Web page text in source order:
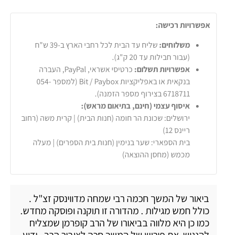
אפשרויות רכישה:
משלוחים:
שליח עד הבית לכל רחבי הארץ ב-39 ש"ח
(עבור חבילות עד 20 ק"ג).
אפשרויות תשלום:
כרטיסי אשראי, PayPal, העברה
בנקאית או באפליקציות Bit / Paybox (למספר 054-
6718711 בצירוף מספר הזמנה).
איסוף עצמי (חינם, בתיאום מראש):
ירושלים: שכונת הר חומה (חנות הבית) | קרית משה (רחוב
ריינס 12)
בית הספארי: שער בנימין (חנות בית הספרים) | מעלה
מכמש (מחסן ההוצאה)
ביאור של המשך חכמה רבי שמחה מדווינסק זצ"ל .
כולל חמש מגילות . מהדורה זו תוקנה ופוסקה מחדש.
כמו כן היא מלווה בביאורו של הרב קופרמן שמצליח